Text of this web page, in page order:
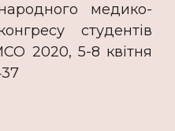
медико-
студентів
2020, 5-8 квітня